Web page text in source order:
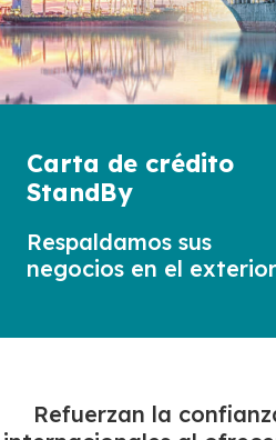
Carta de crédito
StandBy
Respaldamos sus
negocios en el exterior
Refuerzan la